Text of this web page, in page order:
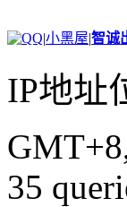
|小黑屋|智诚
IP地址
35